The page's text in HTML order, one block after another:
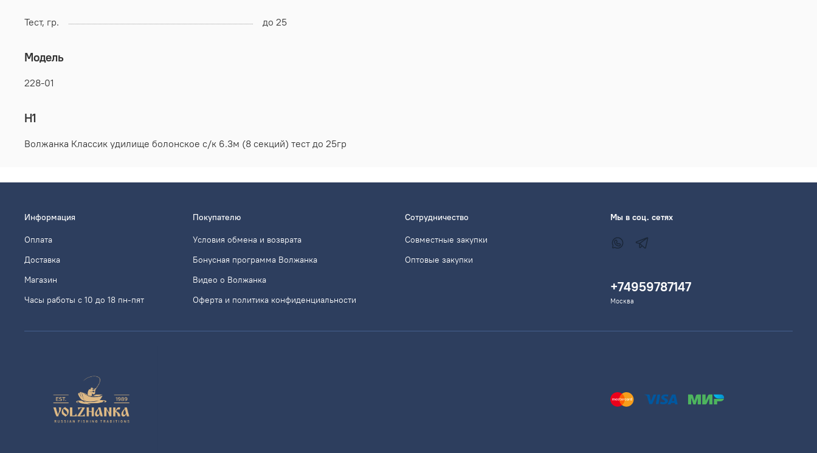
Тест, гр. до 25
Модель
228-01
H1
Волжанка Классик удилище болонское с/к 6.3м (8 секций) тест до 25гр
Информация
Оплата
Доставка
Магазин
Часы работы с 10 до 18 пн-пят
Покупателю
Условия обмена и возврата
Бонусная программа Волжанка
Видео о Волжанка
Оферта и политика конфиденциальности
Сотрудничество
Совместные закупки
Оптовые закупки
Мы в соц. сетях
+74959787147
Москва